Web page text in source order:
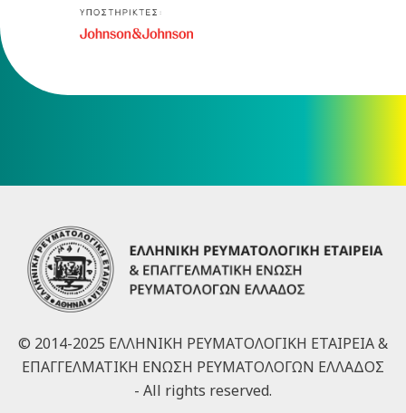
© 2014-2025 ΕΛΛΗΝΙΚΗ ΡΕΥΜΑΤΟΛΟΓΙΚΗ ΕΤΑΙΡΕΙΑ &
ΕΠΑΓΓΕΛΜΑΤΙΚΗ ΕΝΩΣΗ ΡΕΥΜΑΤΟΛΟΓΩΝ ΕΛΛΑΔΟΣ
- All rights reserved.